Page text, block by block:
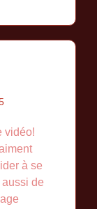
vidéo!
à se
de